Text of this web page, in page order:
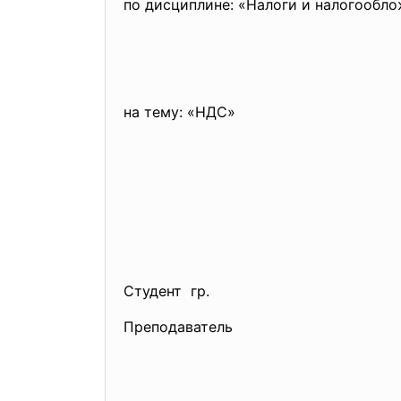
по дисциплине: «Налоги и
на тему: «НДС»
Студент гр.
Преподаватель